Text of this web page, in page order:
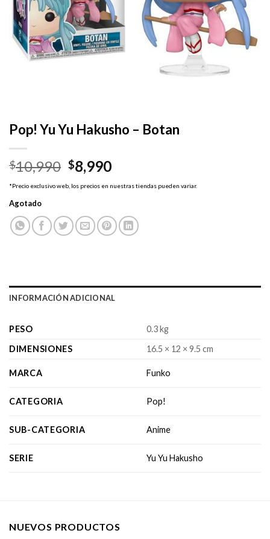
Pop! Yu Yu Hakusho – Botan
$10,990 El
precio
original
$10,990.
$8,990El
precio
$8,990.
*Precio exclusivo web, los precios en nuestras tiendas pueden variar.
Agotado
INFORMACIÓN ADICIONAL
PESO
0.3 kg
DIMENSIONES
16.5 × 12 × 9.5 cm
MARCA Funko
CATEGORIA Pop!
SUB-CATEGORIA Anime
SERIE Yu Yu Hakusho
NUEVOS PRODUCTOS